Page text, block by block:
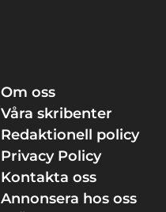
Om oss
Våra skribenter
Redaktionell policy
Privacy Policy
Kontakta oss
Annonsera hos oss